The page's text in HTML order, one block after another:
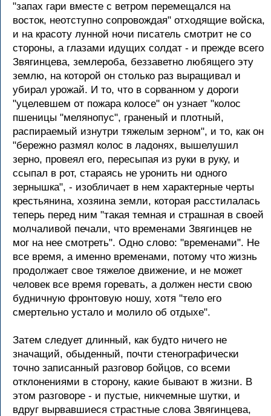
"запах гари вместе с ветром перемещался на
восток, неотступно сопровождая" отходящие войска,
и на красоту лунной ночи писатель смотрит не со
стороны, а глазами идущих солдат - и прежде всего
Звягинцева, землероба, беззаветно любящего эту
землю, на которой он столько раз выращивал и
убирал урожай. И то, что в сорванном у дороги
"уцелевшем от пожара колосе" он узнает "колос
пшеницы "мелянопус", граненый и плотный,
распираемый изнутри тяжелым зерном", и то, как он
"бережно размял колос в ладонях, вышелушил
зерно, провеял его, пересыпая из руки в руку, и
ссыпал в рот, стараясь не уронить ни одного
зернышка", - изобличает в нем характерные черты
крестьянина, хозяина земли, которая расстилалась
теперь перед ним "такая темная и страшная в своей
молчаливой печали, что временами Звягинцев не
мог на нее смотреть". Одно слово: "временами". Не
все время, а именно временами, потому что жизнь
продолжает свое тяжелое движение, и не может
человек все время горевать, а должен нести свою
будничную фронтовую ношу, хотя "тело его
смертельно устало и молило об отдыхе".
Затем следует длинный, как будто ничего не
значащий, обыденный, почти стенографически
точно записанный разговор бойцов, со всеми
отклонениями в сторону, какие бывают в жизни. В
этом разговоре - и пустые, никчемные шутки, и
вдруг вырвавшиеся страстные слова Звягинцева,